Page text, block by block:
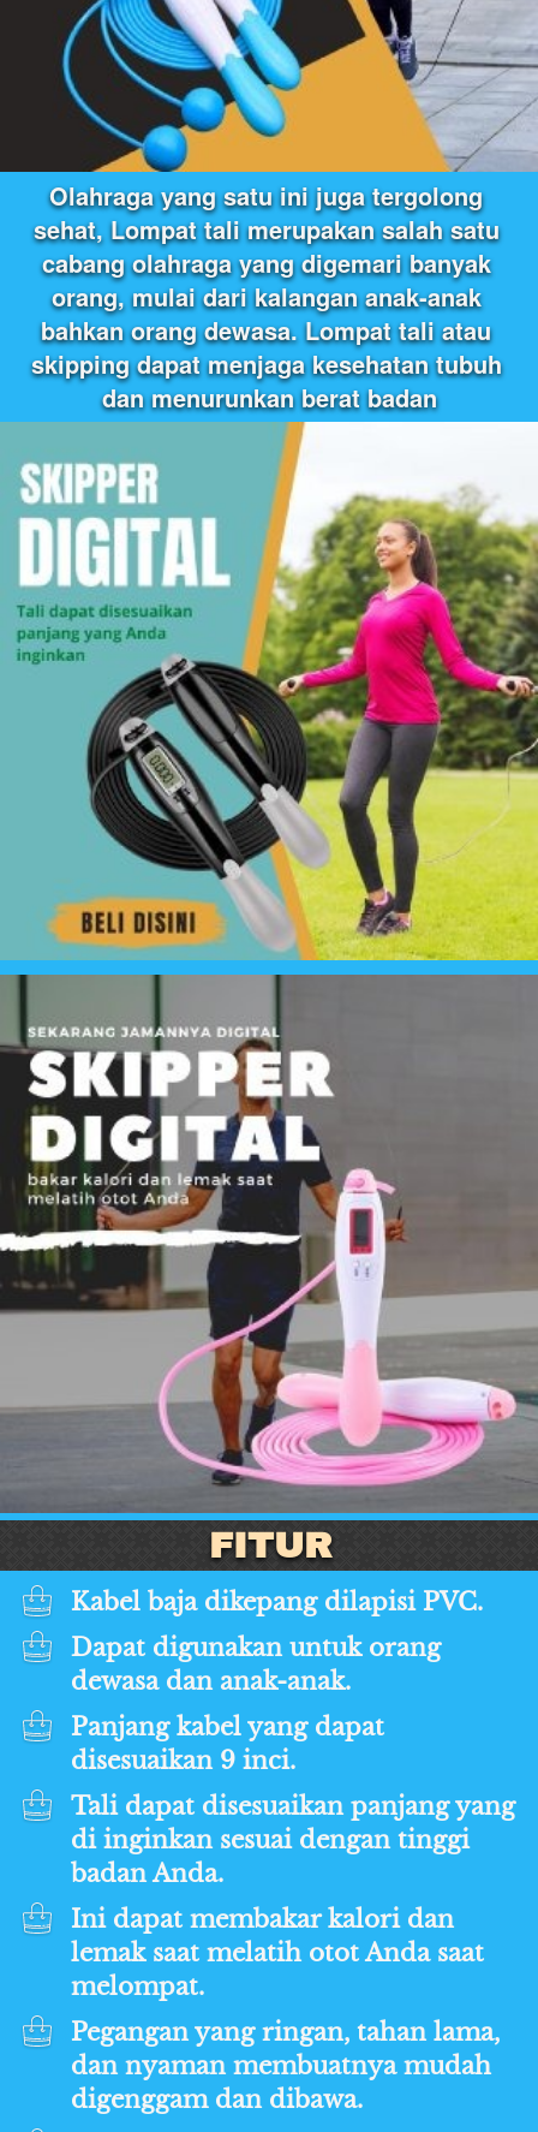
Olahraga yang satu ini juga tergolong
sehat, Lompat tali merupakan salah satu
cabang olahraga yang digemari banyak
orang, mulai dari kalangan anak-anak
bahkan orang dewasa. Lompat tali atau
skipping dapat menjaga kesehatan tubuh
dan menurunkan berat badan
FITUR
Kabel baja dikepang dilapisi PVC.
Dapat digunakan untuk orang
dewasa dan anak-anak.
Panjang kabel yang dapat
disesuaikan 9 inci.
Tali dapat disesuaikan panjang yang
di inginkan sesuai dengan tinggi
badan Anda.
Ini dapat membakar kalori dan
lemak saat melatih otot Anda saat
melompat.
Pegangan yang ringan, tahan lama,
dan nyaman membuatnya mudah
digenggam dan dibawa.